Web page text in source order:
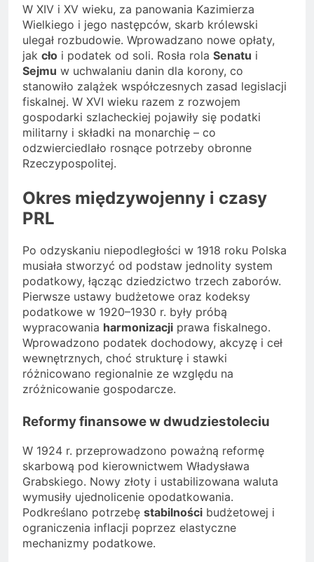
W XIV i XV wieku, za panowania Kazimierza
Wielkiego i jego następców, skarb królewski
ulegał rozbudowie. Wprowadzano nowe opłaty,
jak cło i podatek od soli. Rosła rola Senatu i
Sejmu w uchwalaniu danin dla korony, co
stanowiło zalążek współczesnych zasad legislacji
fiskalnej. W XVI wieku razem z rozwojem
gospodarki szlacheckiej pojawiły się podatki
militarny i składki na monarchię – co
odzwierciedlało rosnące potrzeby obronne
Rzeczypospolitej.
Okres międzywojenny i czasy
PRL
Po odzyskaniu niepodległości w 1918 roku Polska
musiała stworzyć od podstaw jednolity system
podatkowy, łącząc dziedzictwo trzech zaborów.
Pierwsze ustawy budżetowe oraz kodeksy
podatkowe w 1920–1930 r. były próbą
wypracowania harmonizacji prawa fiskalnego.
Wprowadzono podatek dochodowy, akcyzę i ceł
wewnętrznych, choć strukturę i stawki
różnicowano regionalnie ze względu na
zróżnicowanie gospodarcze.
Reformy finansowe w dwudziestoleciu
W 1924 r. przeprowadzono poważną reformę
skarbową pod kierownictwem Władysława
Grabskiego. Nowy złoty i ustabilizowana waluta
wymusiły ujednolicenie opodatkowania.
Podkreślano potrzebę stabilności budżetowej i
ograniczenia inflacji poprzez elastyczne
mechanizmy podatkowe.